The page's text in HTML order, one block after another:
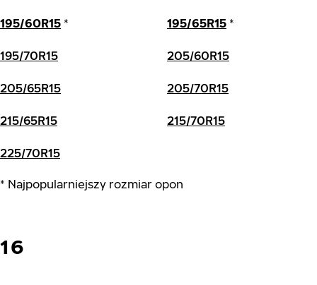
195/60R15 * 195/65R15 *
195/70R15 205/60R15
205/65R15 205/70R15
215/65R15 215/70R15
225/70R15
* Najpopularniejszy rozmiar opon
16